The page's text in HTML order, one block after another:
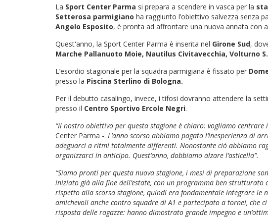
La Sport Center Parma si prepara a scendere in vasca per la
Setterosa parmigiano ha raggiunto l’obiettivo salvezza senza
Angelo Esposito, è pronta ad affrontare una nuova annata con
Quest'anno, la Sport Center Parma è inserita nel Girone Sud,
Marche Pallanuoto Moie, Nautilus Civitavecchia, Volturno
L’esordio stagionale per la squadra parmigiana è fissato per
presso la Piscina Sterlino di Bologna.
Per il debutto casalingo, invece, i tifosi dovranno attendere la
presso il Centro Sportivo Ercole Negri.
“Il nostro obiettivo per questa stagione è chiaro: vogliamo
Center Parma -. L’anno scorso abbiamo pagato l’inesperienza di
adeguarci a ritmi totalmente differenti. Nonostante ciò abbiamo
organizzarci in anticipo. Quest’anno, dobbiamo alzare l’asticella”.
“Siamo pronti per questa nuova stagione, i mesi di preparazione
iniziato già alla fine dell’estate, con un programma ben
rispetto alla scorsa stagione, quindi era fondamentale integrare
amichevoli anche contro squadre di A1 e partecipato a tornei, che
risposta delle ragazze: hanno dimostrato grande impegno e